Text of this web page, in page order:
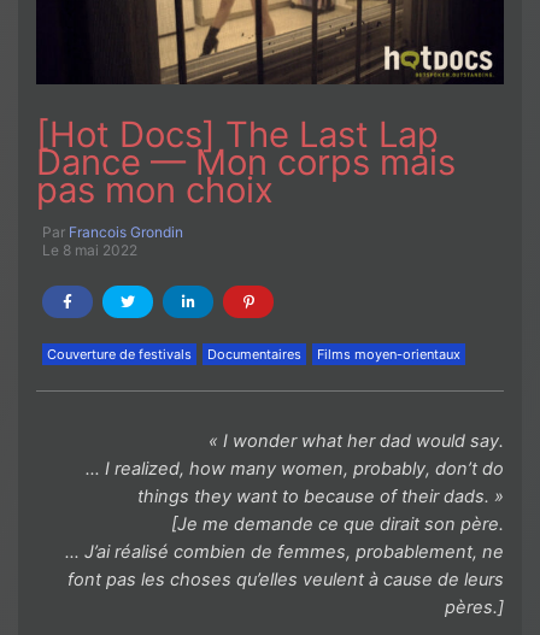
[Hot Docs] The Last Lap
Dance — Mon corps mais
pas mon choix
Par Francois Grondin
Le 8 mai 2022
Couverture de festivals Documentaires Films moyen-orientaux
« I wonder what her dad would say.
… I realized, how many women, probably, don’t do
things they want to because of their dads. »
[Je me demande ce que dirait son père.
… J’ai réalisé combien de femmes, probablement, ne
font pas les choses qu’elles veulent à cause de leurs
pères.]